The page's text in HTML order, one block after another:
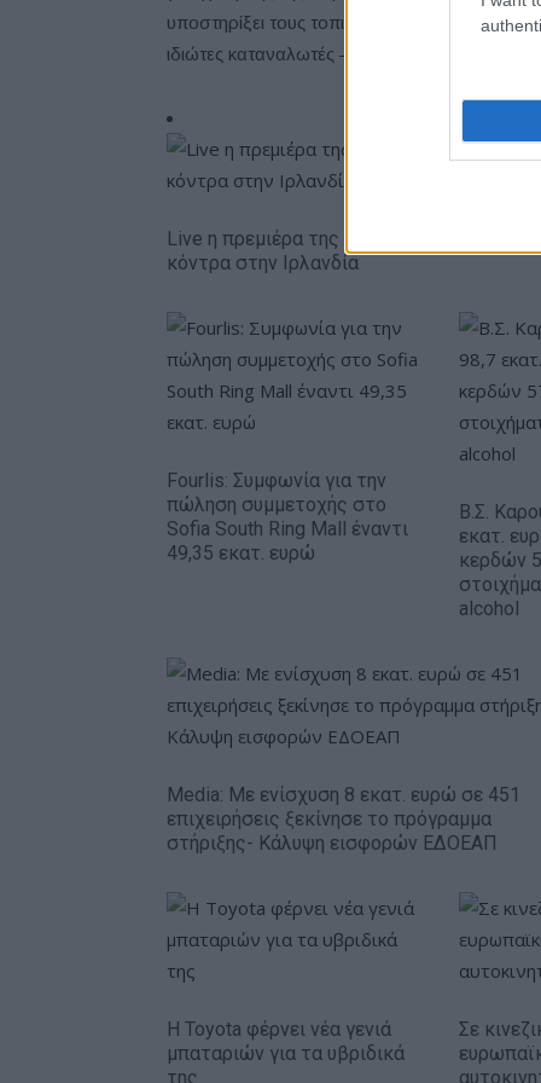
υποστηρίξει τους τοπικούς και διεθνείς
ιδιώτες καταναλωτές – σε ολόκληρη την
Live η πρεμιέρα της Εθνικής Κορασίδων
κόντρα στην Ιρλανδία
Fourlis: Συμφωνία για την
πώληση συμμετοχής στο
Sofia South Ring Mall έναντι
49,35 εκατ. ευρώ
Β.Σ.
εκατ.
κερδών
alcohol
Media: Με ενίσχυση 8 εκατ. ευρώ σε 451
επιχειρήσεις ξεκίνησε το πρόγραμμα
στήριξης- Κάλυψη εισφορών ΕΔΟΕΑΠ
Η Toyota φέρνει νέα γενιά
μπαταριών για τα υβριδικά
της
Σε